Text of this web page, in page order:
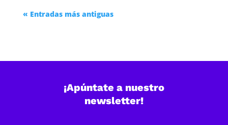
« Entradas más antiguas
¡Apúntate a nuestro
newsletter!